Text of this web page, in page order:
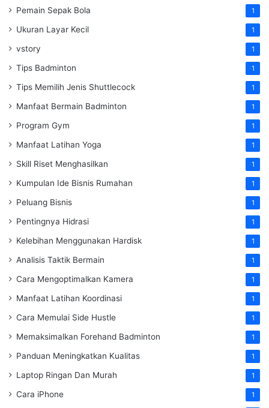
Pemain Sepak Bola 1
Ukuran Layar Kecil 1
vstory 1
Tips Badminton 1
Tips Memilih Jenis Shuttlecock 1
Manfaat Bermain Badminton 1
Program Gym 1
Manfaat Latihan Yoga 1
Skill Riset Menghasilkan 1
Kumpulan Ide Bisnis Rumahan 1
Peluang Bisnis 1
Pentingnya Hidrasi 1
Kelebihan Menggunakan Hardisk 1
Analisis Taktik Bermain 1
Cara Mengoptimalkan Kamera 1
Manfaat Latihan Koordinasi 1
Cara Memulai Side Hustle 1
Memaksimalkan Forehand Badminton 1
Panduan Meningkatkan Kualitas 1
Laptop Ringan Dan Murah 1
Cara iPhone 1